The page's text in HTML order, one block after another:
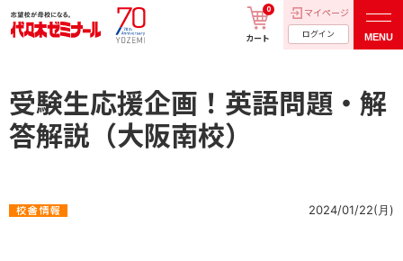
カート
0 マイページ
ログイン MENU
受験生応援企画！英語問題・解
答解説（大阪南校）
2024/01/22(月)